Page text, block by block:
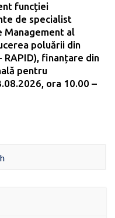
funcției
de specialist
Management al
poluării din
RAPID), finanțare din
pentru
ora 10.00 –